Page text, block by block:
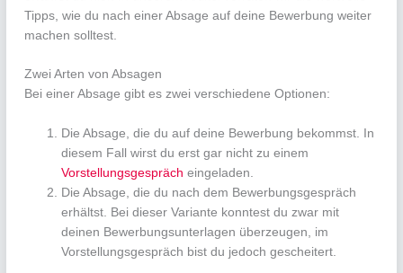
Tipps, wie du nach einer Absage auf deine Bewerbung weiter
machen solltest.
Zwei Arten von Absagen
Bei einer Absage gibt es zwei verschiedene Optionen:
Die Absage, die du auf deine Bewerbung bekommst. In
diesem Fall wirst du erst gar nicht zu einem
Vorstellungsgespräch eingeladen.
Die Absage, die du nach dem Bewerbungsgespräch
erhältst. Bei dieser Variante konntest du zwar mit
deinen Bewerbungsunterlagen überzeugen, im
Vorstellungsgespräch bist du jedoch gescheitert.